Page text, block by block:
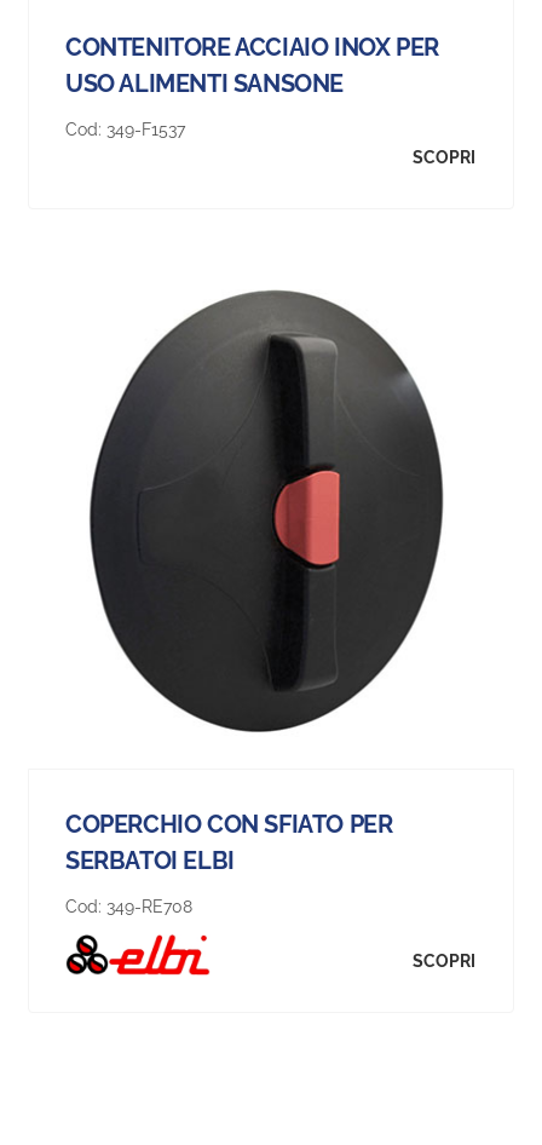
CONTENITORE ACCIAIO INOX PER
USO ALIMENTI SANSONE
Cod: 349-F1537
SCOPRI
COPERCHIO CON SFIATO PER
SERBATOI ELBI
Cod: 349-RE708
SCOPRI